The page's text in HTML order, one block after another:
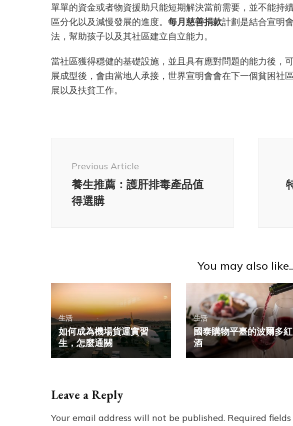
單單的資金或者物資援助只能短期解決當前需要，並不能持
區分化以及減慢發展的進度。 每月慈善捐款計劃是結合宣明
法，幫助孩子以及其社區建立自立能力。
當社區獲得穩健的基礎設施，並且具有應對問題的能力後，
展成型後，會由當地人承接，世界宣明會會在下一個貧困社
展以及扶貧工作。
Navigation
Previous Article
養生推薦：護肝排毒產品值
得選購
You may also
生活
如何成為機場貨運實習
生，怎麼通關
生活
國泰購物平臺的波爾多紅
酒
Leave a Reply
Your email address will not be published. Required